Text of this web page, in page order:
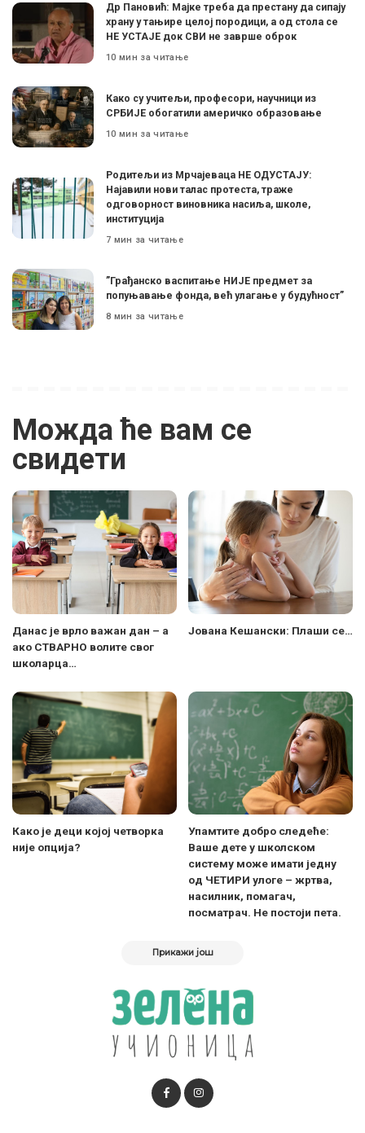
Др Пановић: Мајке треба да престану да сипају
храну у тањире целој породици, а од стола се
НЕ УСТАЈЕ док СВИ не заврше оброк
10 мин за читање
Како су учитељи, професори, научници из
СРБИЈЕ обогатили америчко образовање
10 мин за читање
Родитељи из Мрчајеваца НЕ ОДУСТАЈУ:
Најавили нови талас протеста, траже
одговорност виновника насиља, школе,
институција
7 мин за читање
”Грађанско васпитање НИЈЕ предмет за
попуњавање фонда, већ улагање у будућност”
8 мин за читање
Можда ће вам се
свидети
Данас је врло важан дан – а
ако СТВАРНО волите свог
школарца…
Јована Кешански: Плаши се…
Како је деци којој четворка
није опција?
Упамтите добро следеће:
Ваше дете у школском
систему може имати једну
од ЧЕТИРИ улоге – жртва,
насилник, помагач,
посматрач. Не постоји пета.
Прикажи још